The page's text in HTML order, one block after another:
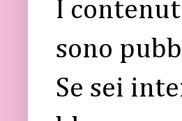
I
sono
Se sei